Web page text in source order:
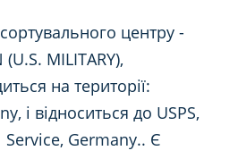
центру -
(U.S. MILITARY),
на території:
і відноситься до USPS,
Germany.. Є